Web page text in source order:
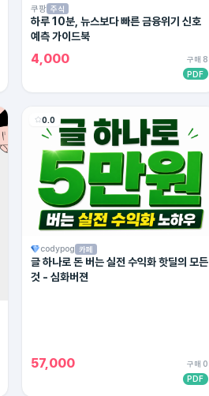
쿠팡 주식
하루 10분, 뉴스보다 빠른 금융위기 신호
예측 가이드북
4,000
구매 8
PDF
0.0
codypog 카페
글 하나로 돈 버는 실전 수익화 핫딜의 모든
것 - 심화버젼
57,000
구매 0
PDF